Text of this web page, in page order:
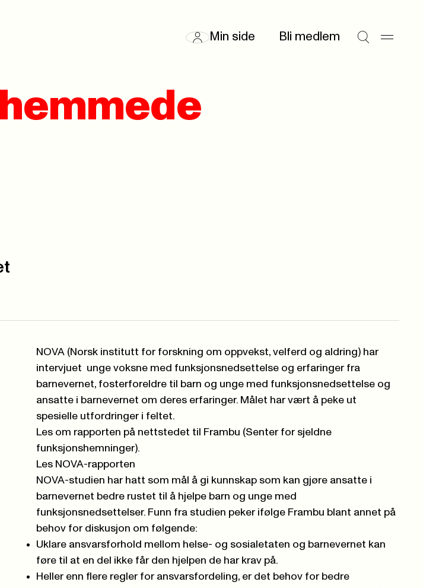
Min side Bli medlem
NOVA (Norsk institutt for forskning om oppvekst, velferd og aldring) har
intervjuet unge voksne med funksjonsnedsettelse og erfaringer fra
barnevernet, fosterforeldre til barn og unge med funksjonsnedsettelse og
ansatte i barnevernet om deres erfaringer. Målet har vært å peke ut
spesielle utfordringer i feltet.
Les om rapporten på nettstedet til
Frambu (Senter for sjeldne
funksjonshemninger).
Les NOVA-rapporten
NOVA-studien har hatt som mål å gi kunnskap som kan gjøre ansatte i
barnevernet bedre rustet til å hjelpe barn og unge med
funksjonsnedsettelser. Funn fra studien peker ifølge Frambu blant annet på
behov for diskusjon om følgende:
Uklare ansvarsforhold mellom helse- og sosialetaten og barnevernet kan
føre til at en del ikke får den hjelpen de har krav på.
Heller enn flere regler for ansvarsfordeling, er det behov for bedre